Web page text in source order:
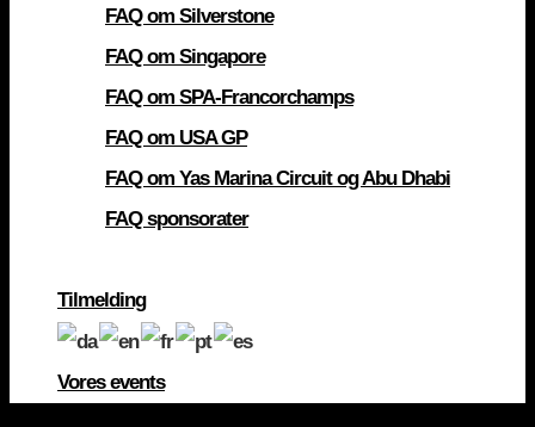
FAQ om Silverstone
FAQ om Singapore
FAQ om SPA-Francorchamps
FAQ om USA GP
FAQ om Yas Marina Circuit og Abu Dhabi
FAQ sponsorater
Tilmelding
Vores events